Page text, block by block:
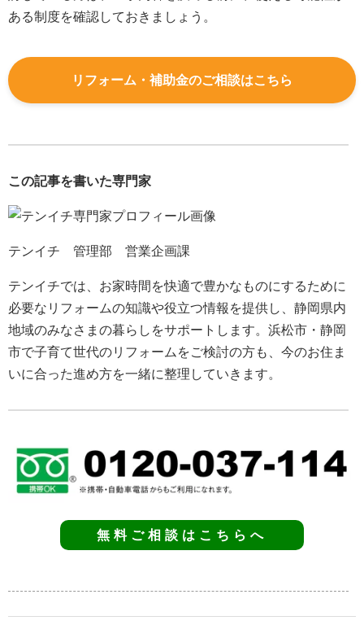
ある制度を確認しておきましょう。
リフォーム・補助金のご相談はこちら
この記事を書いた専門家
テンイチ 管理部 営業企画課
テンイチでは、お家時間を快適で豊かなものにするために
必要なリフォームの知識や役立つ情報を提供し、静岡県内
地域のみなさまの暮らしをサポートします。浜松市・静岡
市で子育て世代のリフォームをご検討の方も、今のお住ま
いに合った進め方を一緒に整理していきます。
無料ご相談はこちらへ